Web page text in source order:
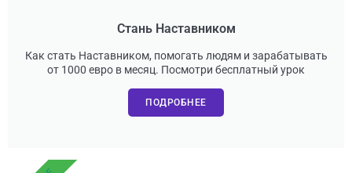
Стань Наставником
Как стать Наставником, помогать людям и зарабатывать
от 1000 евро в месяц. Посмотри бесплатный урок
ПОДРОБНЕЕ